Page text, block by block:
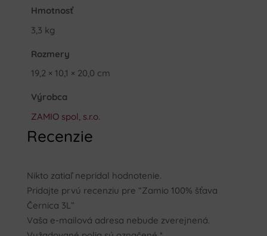
Hmotnosť
3,3 kg
Rozmery
19,2 × 10,1 × 20,0 cm
Výrobca
ZAMIO spol, s.r.o.
Recenzie
Nikto zatiaľ nepridal hodnotenie.
Pridajte prvú recenziu pre “Zamio 100% šťava
Černica 3L”
Vaša e-mailová adresa nebude zverejnená.